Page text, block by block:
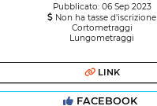
Pubblicato: 06 Sep 2023
Non ha tasse d'iscrizione
Cortometraggi
Lungometraggi
LINK
FACEBOOK